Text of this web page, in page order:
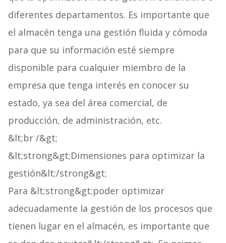
diferentes departamentos. Es importante que
el almacén tenga una gestión fluida y cómoda
para que su información esté siempre
disponible para cualquier miembro de la
empresa que tenga interés en conocer su
estado, ya sea del área comercial, de
producción, de administración, etc.
&lt;br /&gt;
&lt;strong&gt;Dimensiones para optimizar la
gestión&lt;/strong&gt;
Para &lt;strong&gt;poder optimizar
adecuadamente la gestión de los procesos que
tienen lugar en el almacén, es importante que